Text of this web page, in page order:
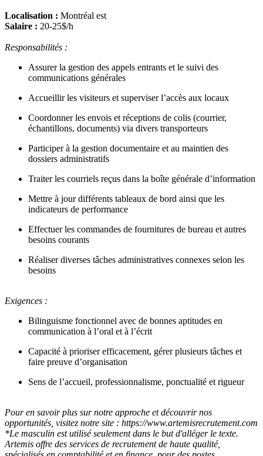
Localisation : Montréal est
Salaire : 20-25$/h
Responsabilités :
Assurer la gestion des appels entrants et le suivi des
communications générales
Accueillir les visiteurs et superviser l’accès aux locaux
Coordonner les envois et réceptions de colis (courrier,
échantillons, documents) via divers transporteurs
Participer à la gestion documentaire et au maintien des
dossiers administratifs
Traiter les courriels reçus dans la boîte générale d’information
Mettre à jour différents tableaux de bord ainsi que les
indicateurs de performance
Effectuer les commandes de fournitures de bureau et autres
besoins courants
Réaliser diverses tâches administratives connexes selon les
besoins
Exigences :
Bilinguisme fonctionnel avec de bonnes aptitudes en
communication à l’oral et à l’écrit
Capacité à prioriser efficacement, gérer plusieurs tâches et
faire preuve d’organisation
Sens de l’accueil, professionnalisme, ponctualité et rigueur
Pour en savoir plus sur notre approche et découvrir nos
opportunités, visitez notre site : https://www.artemisrecrutement.com
*Le masculin est utilisé seulement dans le but d'alléger le texte.
Artemis offre des services de recrutement de haute qualité,